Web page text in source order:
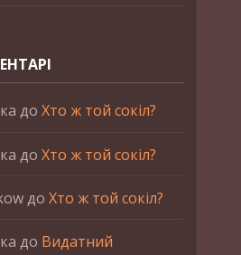
до Хто ж той сокіл?
до Хто ж той сокіл?
до Хто ж той сокіл?
до Видатний